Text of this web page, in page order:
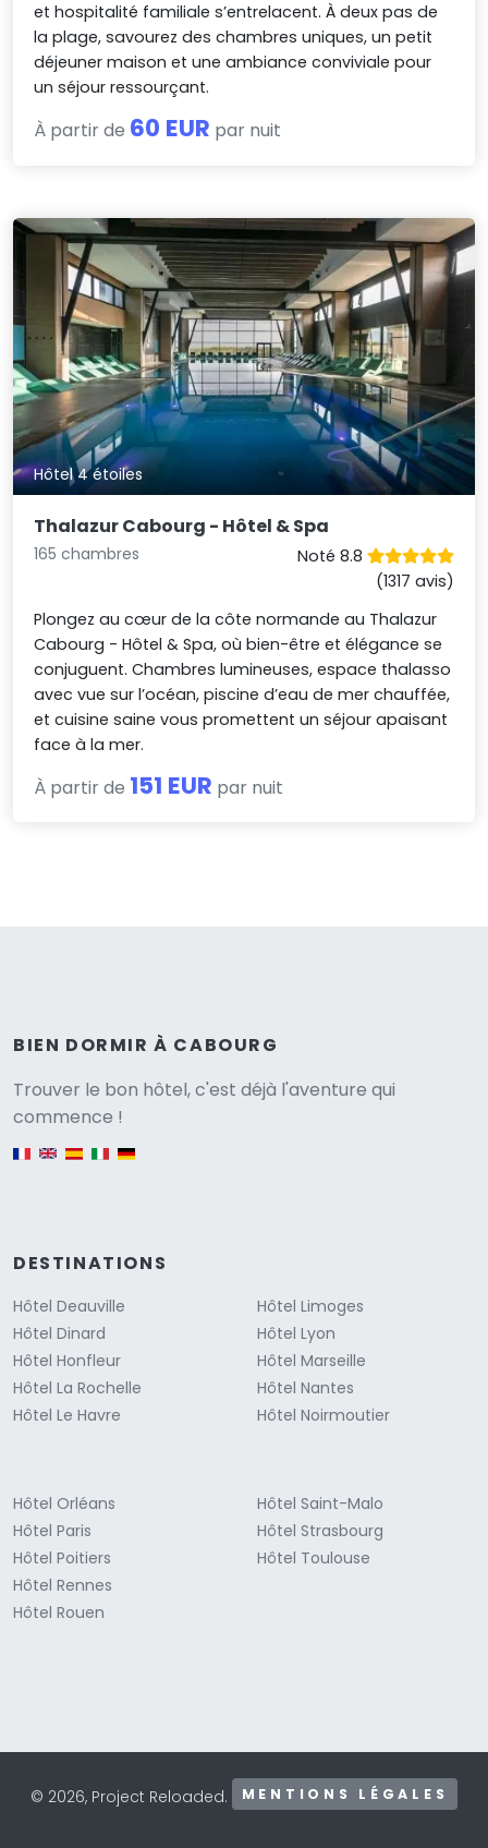
et hospitalité familiale s’entrelacent. À deux pas de
la plage, savourez des chambres uniques, un petit
déjeuner maison et une ambiance conviviale pour
un séjour ressourçant.
À partir de 60 EUR par nuit
Hôtel 4 étoiles
Thalazur Cabourg - Hôtel & Spa
165 chambres
Noté 8.8
(1317 avis)
Plongez au cœur de la côte normande au Thalazur
Cabourg - Hôtel & Spa, où bien-être et élégance se
conjuguent. Chambres lumineuses, espace thalasso
avec vue sur l’océan, piscine d’eau de mer chauffée,
et cuisine saine vous promettent un séjour apaisant
face à la mer.
À partir de 151 EUR par nuit
BIEN DORMIR À CABOURG
Trouver le bon hôtel, c'est déjà l'aventure qui
commence !
DESTINATIONS
Hôtel Deauville
Hôtel Dinard
Hôtel Honfleur
Hôtel La Rochelle
Hôtel Le Havre
Hôtel Limoges
Hôtel Lyon
Hôtel Marseille
Hôtel Nantes
Hôtel Noirmoutier
Hôtel Orléans
Hôtel Paris
Hôtel Poitiers
Hôtel Rennes
Hôtel Rouen
Hôtel Saint-Malo
Hôtel Strasbourg
Hôtel Toulouse
© 2026, Project Reloaded. MENTIONS LÉGALES